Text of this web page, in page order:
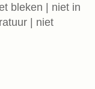
bleken | niet in
| niet